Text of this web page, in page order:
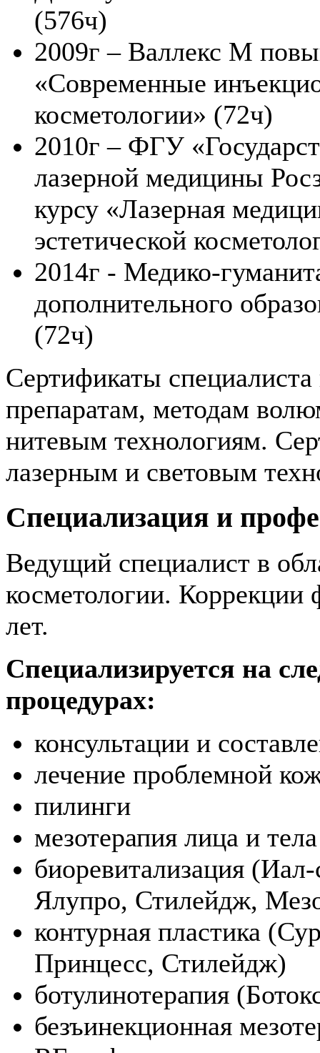
(576ч)
2009г – Валлекс М
«Современные
косметологии» (72ч)
2010г – ФГУ
лазерной медицины
курсу «Лазерная
эстетической
2014г - Медико-
дополнительного
(72ч)
Сертификаты
препаратам, методам
нитевым технологиям.
лазерным и световым
Специализация и
Ведущий специалист в
косметологии.
лет.
Специализируется на
процедурах:
консультации и
лечение проблемной
пилинги
мезотерапия лица и тела
биоревитализация
Ялупро, Стилейдж,
контурная пластика
Принцесс, Стилейдж)
ботулинотерапия
безъинекционная